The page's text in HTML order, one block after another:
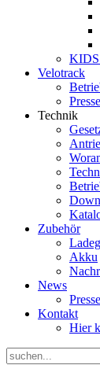
Velotrack
Technik
Zubehör
Akku
News
Presse
Kontakt
Hier